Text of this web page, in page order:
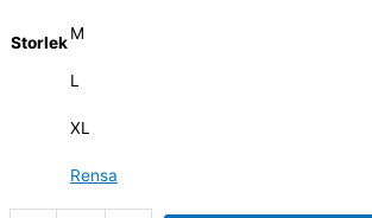
StorlekM
L
XL
Rensa